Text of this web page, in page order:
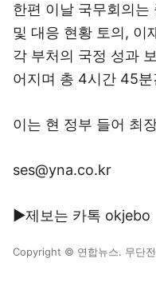
한편 이날 국무회의는
및 대응 현황 토의, 이
각 부처의 국정 성과
어지며 총 4시간 45분
이는 현 정부 들어 최
ses@yna.co.kr
▶제보는 카톡 okjebo
Copyright © 연합뉴스. 무단